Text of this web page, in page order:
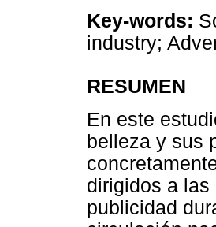
Key-words:
industry;
RESUMEN
En este
belleza y sus
dirigidos a
publicidad